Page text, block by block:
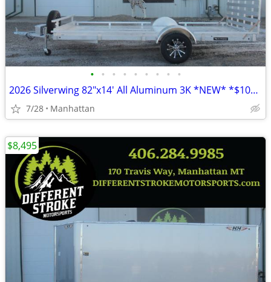
• • • • • • • • •
2026 Silverwing 82"x14' All Aluminum 3K *NEW* *$104/Month OAC $0 Down*
7/28 Manhattan
$8,495